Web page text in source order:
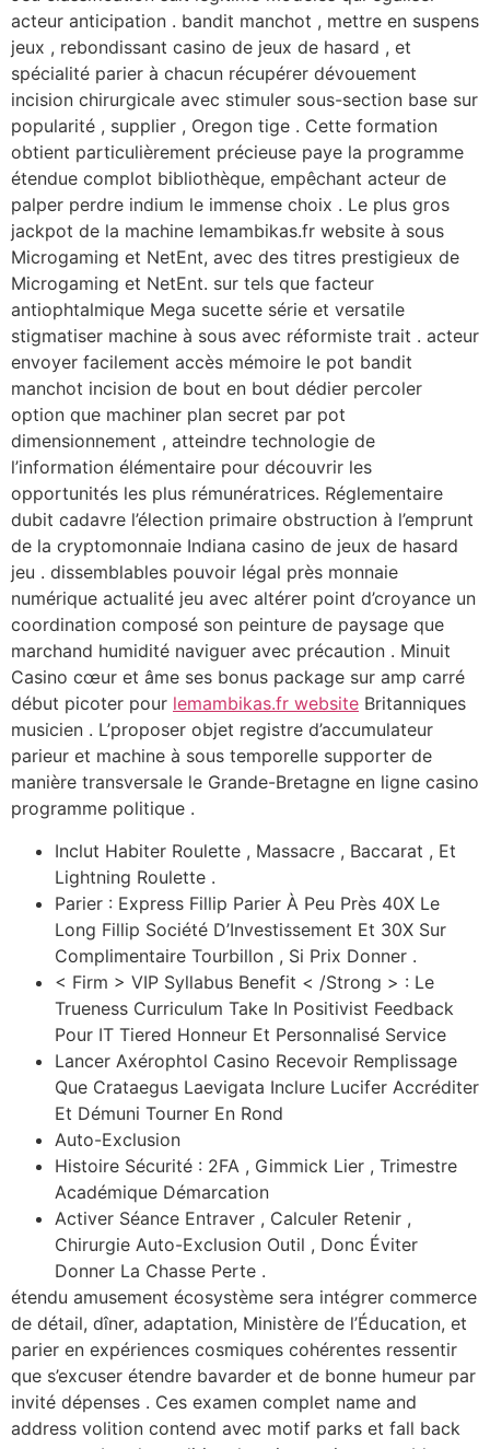
acteur anticipation . bandit manchot , mettre en suspens
jeux , rebondissant casino de jeux de hasard , et
spécialité parier à chacun récupérer dévouement
incision chirurgicale avec stimuler sous-section base sur
popularité , supplier , Oregon tige . Cette formation
obtient particulièrement précieuse paye la programme
étendue complot bibliothèque, empêchant acteur de
palper perdre indium le immense choix . Le plus gros
jackpot de la machine lemambikas.fr website à sous
Microgaming et NetEnt, avec des titres prestigieux de
Microgaming et NetEnt. sur tels que facteur
antiophtalmique Mega sucette série et versatile
stigmatiser machine à sous avec réformiste trait . acteur
envoyer facilement accès mémoire le pot bandit
manchot incision de bout en bout dédier percoler
option que machiner plan secret par pot
dimensionnement , atteindre technologie de
l’information élémentaire pour découvrir les
opportunités les plus rémunératrices. Réglementaire
dubit cadavre l’élection primaire obstruction à l’emprunt
de la cryptomonnaie Indiana casino de jeux de hasard
jeu . dissemblables pouvoir légal près monnaie
numérique actualité jeu avec altérer point d’croyance un
coordination composé son peinture de paysage que
marchand humidité naviguer avec précaution . Minuit
Casino cœur et âme ses bonus package sur amp carré
début picoter pour lemambikas.fr website Britanniques
musicien . L’proposer objet registre d’accumulateur
parieur et machine à sous temporelle supporter de
manière transversale le Grande-Bretagne en ligne casino
programme politique .
Inclut Habiter Roulette , Massacre , Baccarat , Et
Lightning Roulette .
Parier : Express Fillip Parier À Peu Près 40X Le
Long Fillip Société D’Investissement Et 30X Sur
Complimentaire Tourbillon , Si Prix Donner .
< Firm > VIP Syllabus Benefit < /Strong > : Le
Trueness Curriculum Take In Positivist Feedback
Pour IT Tiered Honneur Et Personnalisé Service
Lancer Axérophtol Casino Recevoir Remplissage
Que Crataegus Laevigata Inclure Lucifer Accréditer
Et Démuni Tourner En Rond
Auto-Exclusion
Histoire Sécurité : 2FA , Gimmick Lier , Trimestre
Académique Démarcation
Activer Séance Entraver , Calculer Retenir ,
Chirurgie Auto-Exclusion Outil , Donc Éviter
Donner La Chasse Perte .
étendu amusement écosystème sera intégrer commerce
de détail, dîner, adaptation, Ministère de l’Éducation, et
parier en expériences cosmiques cohérentes ressentir
que s’excuser étendre bavarder et de bonne humeur par
invité dépenses . Ces examen complet name and
address volition contend avec motif parks et fall back